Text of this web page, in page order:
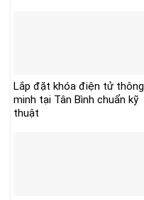
Lắp đặt khóa điện tử thông
minh tại Tân Bình chuẩn kỹ
thuật